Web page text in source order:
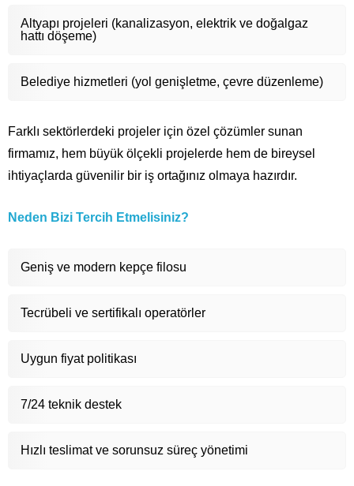
Altyapı projeleri (kanalizasyon, elektrik ve doğalgaz
hattı döşeme)
Belediye hizmetleri (yol genişletme, çevre düzenleme)
Farklı sektörlerdeki projeler için özel çözümler sunan
firmamız, hem büyük ölçekli projelerde hem de bireysel
ihtiyaçlarda güvenilir bir iş ortağınız olmaya hazırdır.
Neden Bizi Tercih Etmelisiniz?
Geniş ve modern kepçe filosu
Tecrübeli ve sertifikalı operatörler
Uygun fiyat politikası
7/24 teknik destek
Hızlı teslimat ve sorunsuz süreç yönetimi